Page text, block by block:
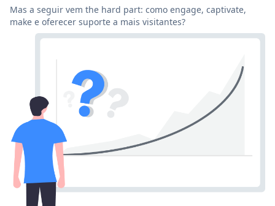
Mas a seguir vem the hard part: como engage, captivate,
make e oferecer suporte a mais visitantes?